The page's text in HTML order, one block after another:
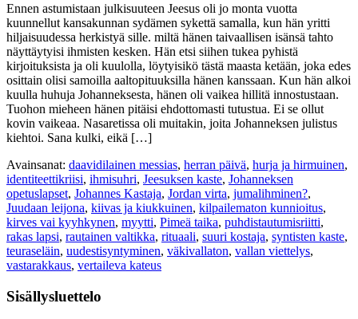
Ennen astumistaan julkisuuteen Jeesus oli jo monta vuotta
kuunnellut kansakunnan sydämen sykettä samalla, kun hän yritti
hiljaisuudessa herkistyä sille. miltä hänen taivaallisen isänsä tahto
näyttäytyisi ihmisten kesken. Hän etsi siihen tukea pyhistä
kirjoituksista ja oli kuulolla, löytyisikö tästä maasta ketään, joka edes
osittain olisi samoilla aaltopituuksilla hänen kanssaan. Kun hän alkoi
kuulla huhuja Johanneksesta, hänen oli vaikea hillitä innostustaan.
Tuohon mieheen hänen pitäisi ehdottomasti tutustua. Ei se ollut
kovin vaikeaa. Nasaretissa oli muitakin, joita Johanneksen julistus
kiehtoi. Sana kulki, eikä […]
Avainsanat: daavidilainen messias, herran päivä, hurja ja hirmuinen,
identiteettikriisi, ihmisuhri, Jeesuksen kaste, Johanneksen
opetuslapset, Johannes Kastaja, Jordan virta, jumalihminen?,
Juudaan leijona, kiivas ja kiukkuinen, kilpailematon kunnioitus,
kirves vai kyyhkynen, myytti, Pimeä taika, puhdistautumisriitti,
rakas lapsi, rautainen valtikka, rituaali, suuri kostaja, syntisten kaste,
teuraseläin, uudestisyntyminen, väkivallaton, vallan viettelys,
vastarakkaus, vertaileva kateus
Sisällysluettelo